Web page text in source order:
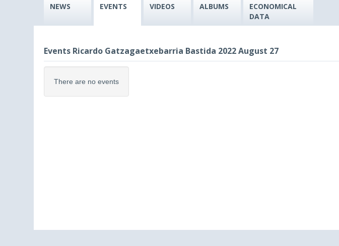
NEWS EVENTS VIDEOS ALBUMS
ECONOMICAL
DATA
Events Ricardo Gatzagaetxebarria Bastida 2022 August 27
There are no events